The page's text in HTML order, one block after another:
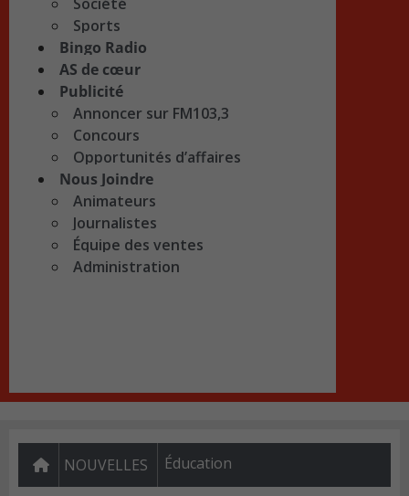
Sports
Bingo Radio
AS de cœur
Publicité
Annoncer sur FM103,3
Concours
Opportunités d’affaires
Nous Joindre
Animateurs
Journalistes
Équipe des ventes
Administration
NOUVELLES Éducation